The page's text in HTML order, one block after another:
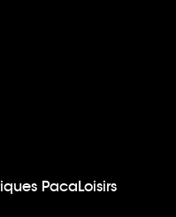
PacaLoisirs